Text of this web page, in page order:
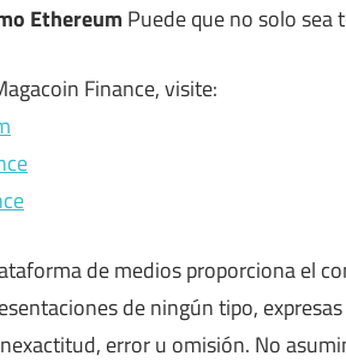
Ethereum Puede que no solo sea
Finance, visite:
de medios proporciona el
de ningún tipo,
error u omisión. No